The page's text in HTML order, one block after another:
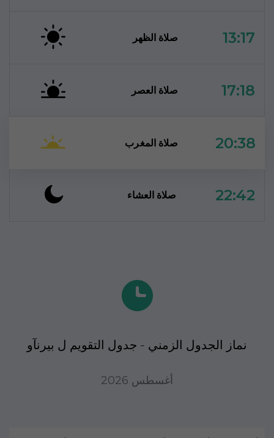
صلاة الظهر 13:17
صلاة العصر 17:18
صلاة المغرب 20:38
صلاة العشاء 22:42
نماز الجدول الزمني - جدول التقويم ل بيرنآو
أغسطس 2026